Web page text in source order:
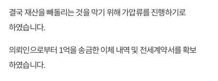
결국 재산을 빼돌리는 것을 막기 위해 가압류를 진행하기로
하였습니다.
의뢰인으로부터 1억을 송금한 이체 내역 및 전세계약서를 확보
하였습니다.